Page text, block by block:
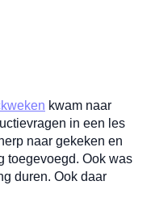
kwam naar
in een les
naar gekeken en
toegevoegd. Ook was
duren. Ook daar